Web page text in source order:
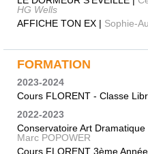
HG Wells
AFFICHE TON EX | Sophie-
FORMATION
2023-2024
Cours FLORENT - Classe
2022-2023
Conservatoire Art Dramatique
Marc POPOWER
Cours FLORENT 3ème